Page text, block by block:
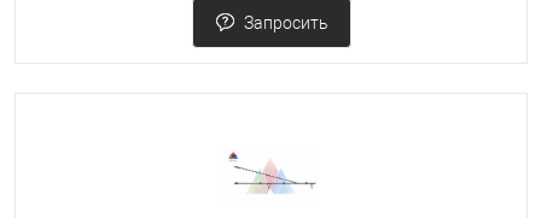
Запросить